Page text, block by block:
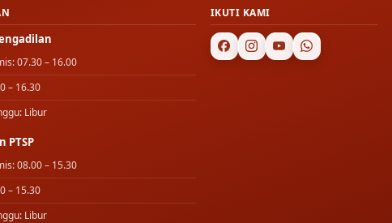
07.30 – 16.00
– 16.30
Libur
PTSP
08.00 – 15.30
– 15.30
Libur
IKUTI KAMI